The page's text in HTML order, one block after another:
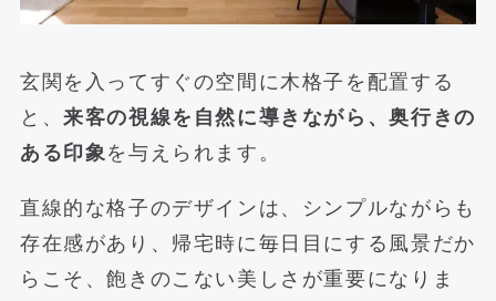
玄関を入ってすぐの空間に木格子を配置する
と、来客の視線を自然に導きながら、奥行きの
ある印象 を与えられます。
直線的な格子のデザインは、シンプルながらも
存在感があり、帰宅時に毎日目にする風景だか
らこそ、飽きのこない美しさが重要になりま